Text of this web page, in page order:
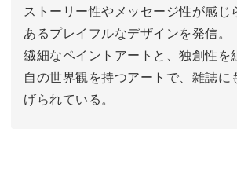
ストーリー性やメッセージ性が感じ
あるプレイフルなデザインを発信。
繊細なペイントアートと、独創性を
自の世界観を持つアートで、雑誌に
げられている。